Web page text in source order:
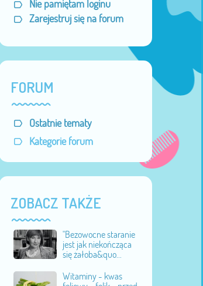
Nie pamiętam loginu
Zarejestruj się na forum
FORUM
Ostatnie tematy
Kategorie forum
ZOBACZ TAKŻE
"Bezowocne staranie
jest jak niekończąca
się żałoba&quo...
Witaminy - kwas